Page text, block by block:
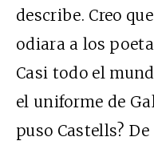
describe. Creo
odiara a los
Casi todo el
el uniforme de
puso Castells?